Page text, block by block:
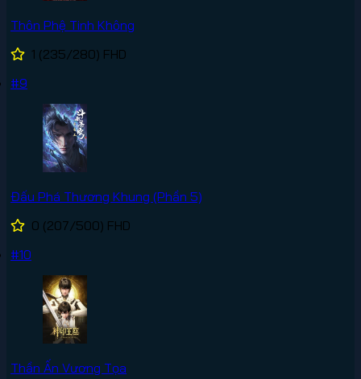
Thôn Phệ Tinh Không
1 (235/280) FHD
#9
Đấu Phá Thương Khung (Phần 5)
0 (207/500) FHD
#10
Thần Ấn Vương Tọa